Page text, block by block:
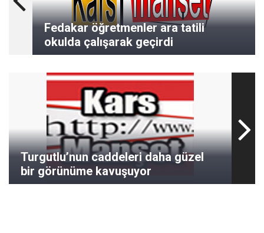
Fedakar öğretmenler ara tatili
okulda çalışarak geçirdi
Turgutlu’nun caddeleri daha güzel
bir görünüme kavuşuyor